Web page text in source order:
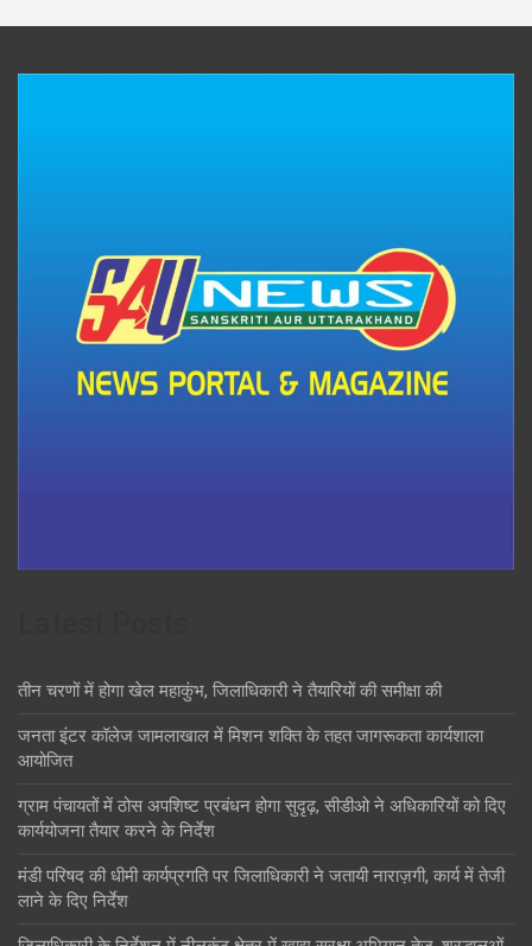
तीन चरणों में होगा खेल महाकुंभ, जिलाधिकारी ने तैयारियों की समीक्षा की
जनता इंटर कॉलेज जामलाखाल में मिशन शक्ति के तहत जागरूकता कार्यशाला
आयोजित
ग्राम पंचायतों में ठोस अपशिष्ट प्रबंधन होगा सुदृढ़, सीडीओ ने अधिकारियों को दिए
कार्ययोजना तैयार करने के निर्देश
मंडी परिषद की धीमी कार्यप्रगति पर जिलाधिकारी ने जतायी नाराज़गी, कार्य में तेजी
लाने के दिए निर्देश